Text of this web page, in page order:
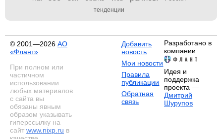
тенденции
© 2001—2026 АО
«Флант»
При полном или
частичном
использовании
любых материалов
с сайта вы
обязаны явным
образом указывать
гиперссылку на
сайт www.nixp.ru в
Добавить
новость
Мои новости
Правила
публикации
Обратная
связь
Разработано в
компании
Идея и
поддержка
проекта —
Дмитрий
Шурупов